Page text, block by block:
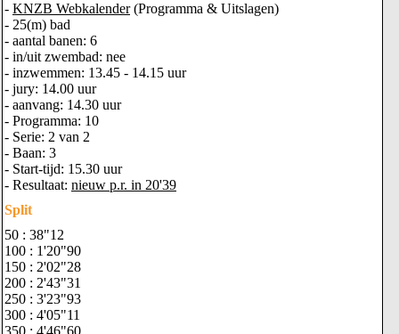
- KNZB Webkalender(Programma & Uitslagen)
- 25(m) bad
- aantal banen: 6
- in/uit zwembad: nee
- inzwemmen: 13.45 - 14.15 uur
- jury: 14.00 uur
- aanvang: 14.30 uur
- Programma: 10
- Serie: 2 van 2
- Baan: 3
- Start-tijd: 15.30 uur
- Resultaat: nieuw p.r. in 20'39
Split
50 : 38"12
100 : 1'20"90
150 : 2'02"28
200 : 2'43"31
250 : 3'23"93
300 : 4'05"11
350 : 4'46"60